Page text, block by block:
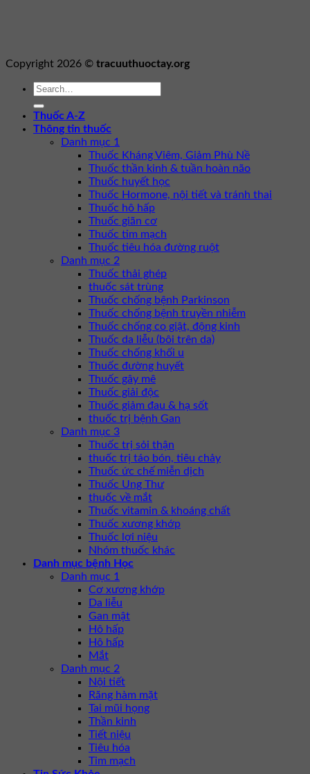
Copyright 2026 © tracuuthuoctay.org
Thuốc A-Z
Thông tin thuốc
Danh mục 1
Thuốc Kháng Viêm, Giảm Phù Nề
Thuốc thần kinh & tuần hoàn não
Thuốc huyết học
Thuốc Hormone, nội tiết và tránh thai
Thuốc hô hấp
Thuốc giãn cơ
Thuốc tim mạch
Thuốc tiêu hóa đường ruột
Danh mục 2
Thuốc thải ghép
thuốc sát trùng
Thuốc chống bệnh Parkinson
Thuốc chống bệnh truyền nhiễm
Thuốc chống co giật, động kinh
Thuốc da liễu (bôi trên da)
Thuốc chống khối u
Thuốc đường huyết
Thuốc gây mê
Thuốc giải độc
Thuốc giảm đau & hạ sốt
thuốc trị bệnh Gan
Danh mục 3
Thuốc trị sỏi thận
thuốc trị táo bón, tiêu chảy
Thuốc ức chế miễn dịch
Thuốc Ung Thư
thuốc về mắt
Thuốc vitamin & khoáng chất
Thuốc xương khớp
Thuốc lợi niệu
Nhóm thuốc khác
Danh mục bệnh Học
Danh mục 1
Cơ xương khớp
Da liễu
Gan mật
Hô hấp
Hô hấp
Mắt
Danh mục 2
Nội tiết
Răng hàm mặt
Tai mũi họng
Thần kinh
Tiết niệu
Tiêu hóa
Tim mạch